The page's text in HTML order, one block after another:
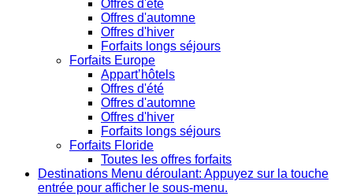
Offres d'été
Offres d'automne
Offres d'hiver
Forfaits longs séjours
Forfaits Europe
Appart’hôtels
Offres d'été
Offres d'automne
Offres d'hiver
Forfaits longs séjours
Forfaits Floride
Toutes les offres forfaits
Destinations Menu déroulant: Appuyez sur la touche
entrée pour afficher le sous-menu.